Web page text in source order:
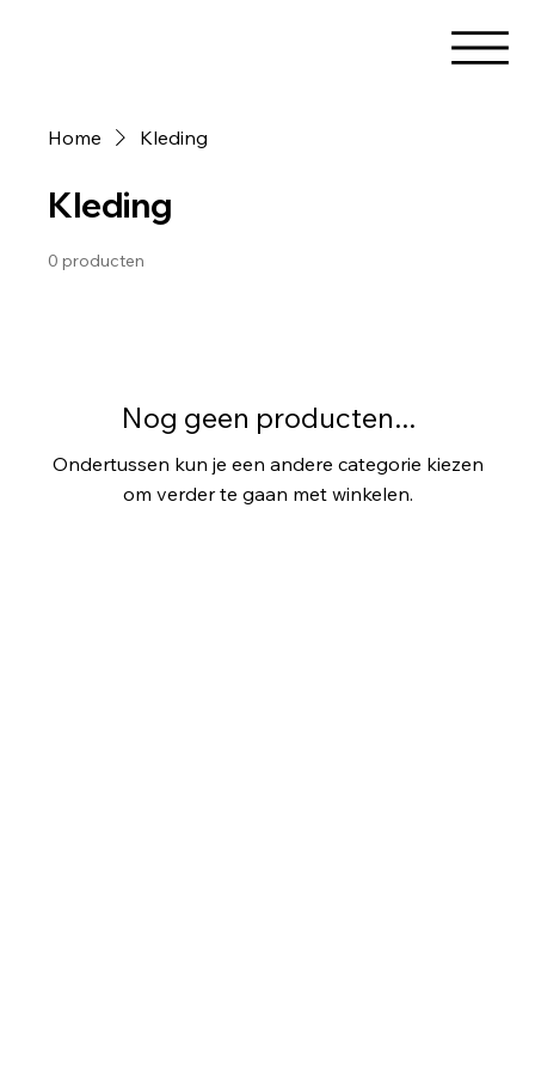
Home Kleding
Kleding
0 producten
Nog geen producten...
Ondertussen kun je een andere categorie kiezen
om verder te gaan met winkelen.